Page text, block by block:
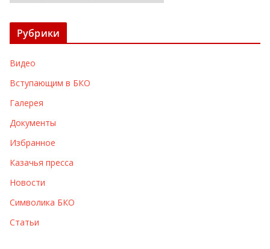
х
ы
Рубрики
Видео
Вступающим в БКО
Галерея
Документы
Избранное
Казачья пресса
Новости
Символика БКО
Статьи